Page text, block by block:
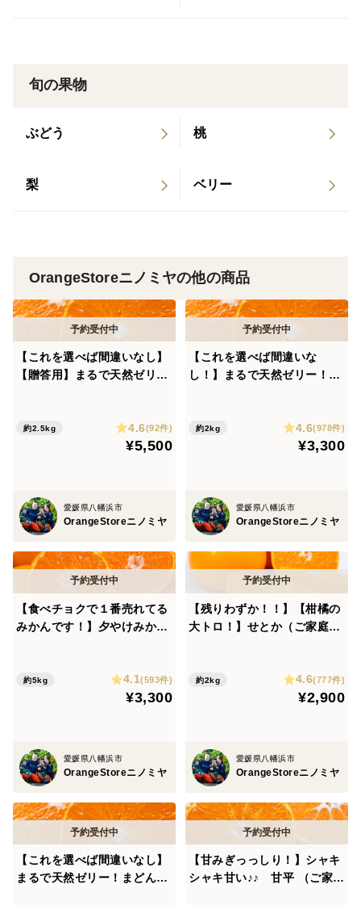
ですので、写真とは色付きが異なる場合もございます。
致します。
一つ一つ手作業で傷や腐りがないか確認しております
あるため予めご了承頂きますよう宜しくお願い致しま
す。
農薬節約率５０％
旬の果物
ぶどう 桃
梨 ベリー
OrangeStoreニノミヤの他の商品
【これを選べば間違いなし】
【贈答用】まるで天然ゼリ
約2.5kg 4.6(92件)
¥5,500
愛媛県八幡浜市
OrangeStoreニノミヤ
【これを選べば間違いな
し！】まるで天然ゼリー！ま
約2kg 4.6(978件)
¥3,300
愛媛県八幡浜市
OrangeStoreニノミヤ
【食べチョクで１番売れてる
みかんです！】夕やけみかん
約5kg 4.1(593件)
¥3,300
愛媛県八幡浜市
OrangeStoreニノミヤ
【残りわずか！！】【柑橘の
大トロ！】せとか（ご家庭
約2kg 4.6(777件)
¥2,900
愛媛県八幡浜市
OrangeStoreニノミヤ
【これを選べば間違いなし】
まるで天然ゼリー！まどんな
【甘みぎっっしり！】シャキ
シャキ甘い♪♪ 甘平 （ご家庭